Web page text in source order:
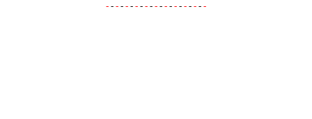
- - - - - - - - - - - - - - - - - - - - -